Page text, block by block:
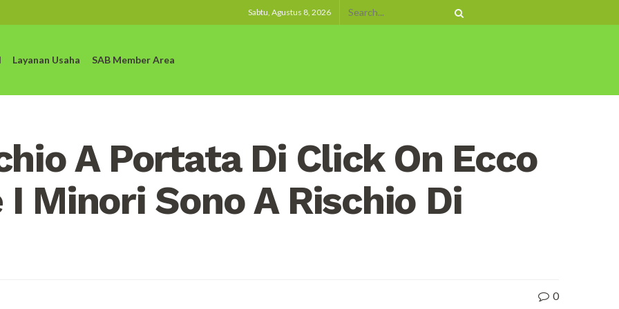
Sabtu, Agustus 8, 2026
Layanan Usaha SAB Member Area
A Portata Di Click On Ecco
I Minori Sono A Rischio Di
0